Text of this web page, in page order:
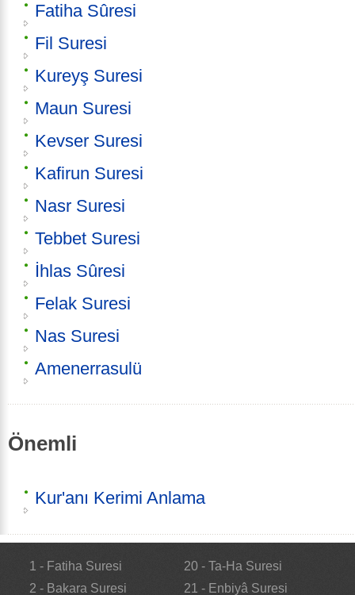
Fatiha Sûresi
Fil Suresi
Kureyş Suresi
Maun Suresi
Kevser Suresi
Kafirun Suresi
Nasr Suresi
Tebbet Suresi
İhlas Sûresi
Felak Suresi
Nas Suresi
Amenerrasulü
Önemli
Kur'anı Kerimi Anlama
1 - Fatiha Suresi
2 - Bakara Suresi
20 - Ta-Ha Suresi
21 - Enbiyâ Suresi